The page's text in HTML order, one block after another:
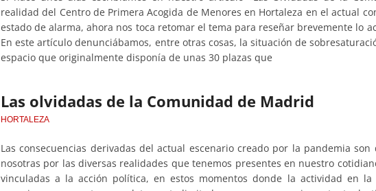
realidad del Centro de Primera Acogida de Menores en Hortaleza en el actual
estado de alarma, ahora nos toca retomar el tema para reseñar brevemente lo
En este artículo denunciábamos, entre otras cosas, la situación de
espacio que originalmente disponía de unas 30 plazas que
Las olvidadas de la Comunidad de Madrid
HORTALEZA
Las consecuencias derivadas del actual escenario creado por la pandemia
nosotras por las diversas realidades que tenemos presentes en nuestro
vinculadas a la acción política, en estos momentos donde la actividad en